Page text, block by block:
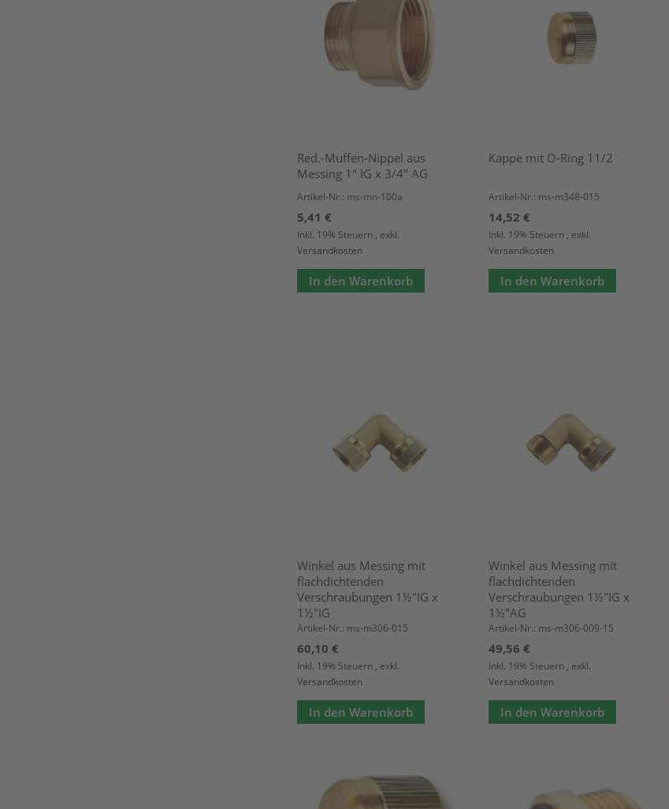
Red.-Muffen-Nippel aus
Messing 1" IG x 3/4" AG
Artikel-Nr.: ms-mn-100a
5,41 €
Inkl. 19% Steuern , exkl.
Versandkosten
In den Warenkorb
Kappe mit O-Ring 11/2¨
Artikel-Nr.: ms-m348-015
14,52 €
Inkl. 19% Steuern , exkl.
Versandkosten
In den Warenkorb
Winkel aus Messing mit
flachdichtenden
Verschraubungen 1½"IG x
1½"IG
Artikel-Nr.: ms-m306-015
60,10 €
Inkl. 19% Steuern , exkl.
Versandkosten
In den Warenkorb
Winkel aus Messing mit
flachdichtenden
Verschraubungen 1½"IG x
1½"AG
Artikel-Nr.: ms-m306-009-15
49,56 €
Inkl. 19% Steuern , exkl.
Versandkosten
In den Warenkorb